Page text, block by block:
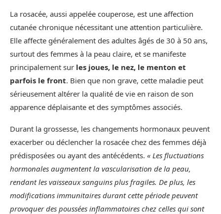
La rosacée, aussi appelée couperose, est une affection
cutanée chronique nécessitant une attention particulière.
Elle affecte généralement des adultes âgés de 30 à 50 ans,
surtout des femmes à la peau claire, et se manifeste
principalement sur les joues, le nez, le menton et
parfois le front. Bien que non grave, cette maladie peut
sérieusement altérer la qualité de vie en raison de son
apparence déplaisante et des symptômes associés.
Durant la grossesse, les changements hormonaux peuvent
exacerber ou déclencher la rosacée chez des femmes déjà
prédisposées ou ayant des antécédents. « Les fluctuations
hormonales augmentent la vascularisation de la peau,
rendant les vaisseaux sanguins plus fragiles. De plus, les
modifications immunitaires durant cette période peuvent
provoquer des poussées inflammatoires chez celles qui sont